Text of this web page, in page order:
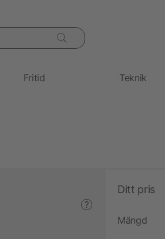
Fritid Teknik
?
Ditt pris
Mängd